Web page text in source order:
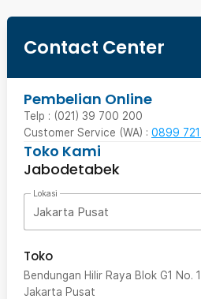
Contact Center
Pembelian Online
Telp : (021) 39 700 200
Customer Service (WA) : 0899
Toko Kami
Jabodetabek
Lokasi
Jakarta Pusat
Toko
Bendungan Hilir Raya Blok G1 No.
Jakarta Pusat